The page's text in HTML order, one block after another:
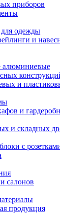
приборов
одежды
и
алюминиевые
и
и
и складных
с
салонов
продукция